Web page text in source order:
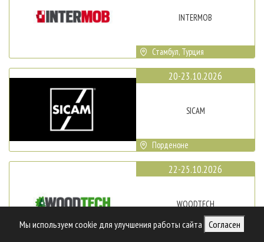
Мы используем cookie для улучшения работы сайта Согласен
INTERMOB
Стамбул, Турция
20-23.10.2026
SICAM
Порденоне
22-25.10.2026
WOODTECH